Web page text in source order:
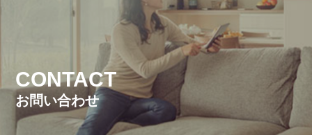
CONTACT
お問い合わせ